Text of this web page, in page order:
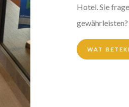
Hotel. Sie
WAT